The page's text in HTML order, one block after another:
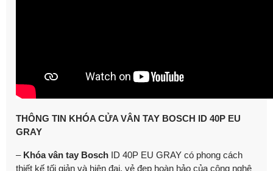
THÔNG TIN KHÓA CỬA VÂN TAY BOSCH ID 40P EU
GRAY
– Khóa vân tay Bosch ID 40P EU GRAY có phong cách
thiết kế tối giản và hiện đại, vẻ đẹp hoàn hảo của công nghệ